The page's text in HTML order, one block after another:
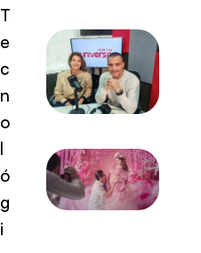
T
e
c
n
o
l
ó
g
i